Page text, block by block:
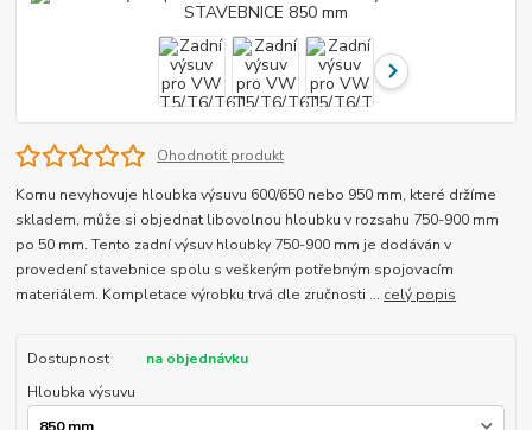
Ohodnotit produkt
Komu nevyhovuje hloubka výsuvu 600/650 nebo 950 mm, které držíme
skladem, může si objednat libovolnou hloubku v rozsahu 750-900 mm
po 50 mm. Tento zadní výsuv hloubky 750-900 mm je dodáván v
provedení stavebnice spolu s veškerým potřebným spojovacím
materiálem. Kompletace výrobku trvá dle zručnosti ... celý popis
Dostupnost
na objednávku
Hloubka výsuvu